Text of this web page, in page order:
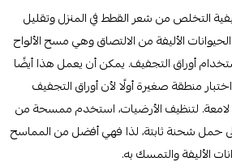
التخلص من شعر القطط في المنزل وتقليل
الأليفة من الالتصاق وهي مسح الألواح
أوراق التجفيف. يمكن أن يعمل هذا أيضًا
منطقة صغيرة أولًا لأن أوراق التجفيف
لامعة. لتنظيف الأرضيات، استخدم ممسحة من
إلى حمل شحنة ثابتة، لذا فهي أفضل من المماسح
الأليفة والتمسك به.